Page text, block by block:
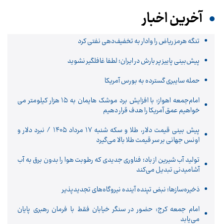
آخرین اخبار
تنگه هرمز ریاض را وادار به تخفیف‌دهی نفتی کرد
پیش‌بینی پاییز پر بارش در ایران؛ لطفا غافلگیر نشوید
حمله سایبری گسترده به بورس آمریکا
امام‌جمعه اهواز: با افزایش برد موشک هایمان به ۱۵ هزار کیلومتر می
خواهیم عمق آمریکا را هدف قرار دهیم
پیش ‌بینی قیمت دلار، طلا و سکه شنبه ۱۷ مرداد ۱۴۰۵ / نبرد دلار و
اونس جهانی بر سر قیمت طلا بالا می‌گیرد
تولید آب شیرین از باد؛ فناوری جدیدی که رطوبت هوا را بدون برق به آب
آشامیدنی تبدیل می‌کند
ذخیره‌سازها؛ نبض تپنده آینده نیروگاه‌های تجدیدپذیر
امام جمعه کرج: حضور در سنگر خیابان فقط با فرمان رهبری پایان
می‌یابد